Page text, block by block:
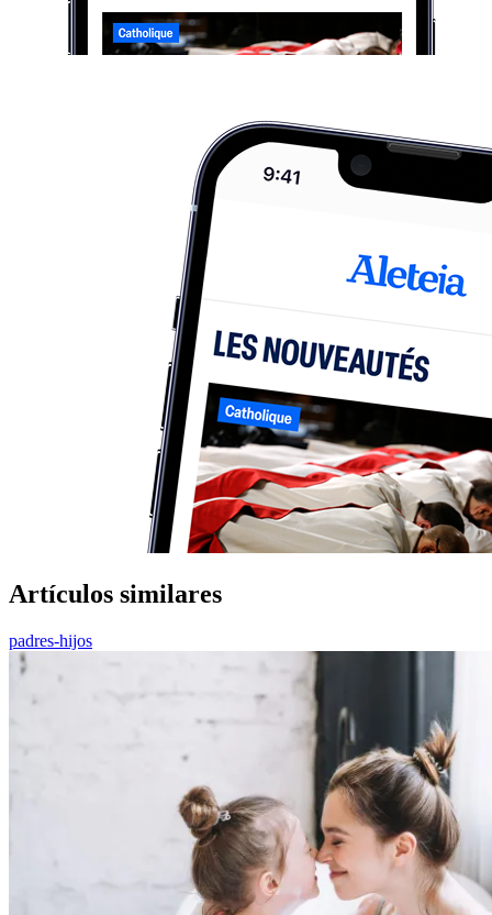
Artículos similares
padres-hijos